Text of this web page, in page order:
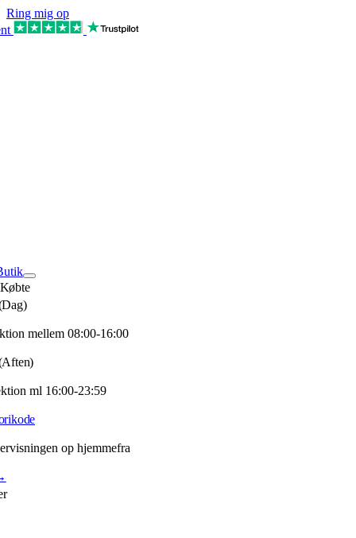
Ring mig opSkip
to
mellem 08:00-16:00
ml 16:00-23:59
op hjemmefra